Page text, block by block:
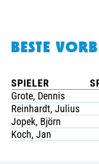
BESTE
SPIELER
Grote, Dennis
Reinhardt, Julius
Jopek, Björn
Koch, Jan